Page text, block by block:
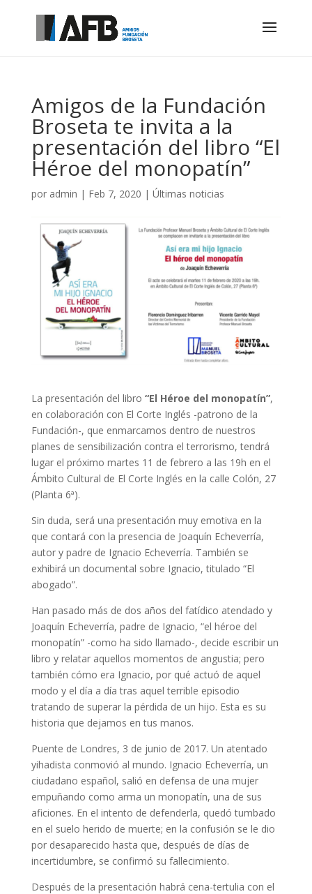
Amigos de la Fundación
Broseta te invita a la
presentación del libro “El
Héroe del monopatín”
por admin | Feb 7, 2020 | Últimas noticias
La presentación del libro “El Héroe del monopatín”,
en colaboración con El Corte Inglés -patrono de la
Fundación-, que enmarcamos dentro de nuestros
planes de sensibilización contra el terrorismo, tendrá
lugar el próximo martes 11 de febrero a las 19h en el
Ámbito Cultural de El Corte Inglés en la calle Colón, 27
(Planta 6ª).
Sin duda, será una presentación muy emotiva en la
que contará con la presencia de Joaquín Echeverría,
autor y padre de Ignacio Echeverría. También se
exhibirá un documental sobre Ignacio, titulado “El
abogado”.
Han pasado más de dos años del fatídico atendado y
Joaquín Echeverría, padre de Ignacio, “el héroe del
monopatín” -como ha sido llamado-, decide escribir un
libro y relatar aquellos momentos de angustia; pero
también cómo era Ignacio, por qué actuó de aquel
modo y el día a día tras aquel terrible episodio
tratando de superar la pérdida de un hijo. Esta es su
historia que dejamos en tus manos.
Puente de Londres, 3 de junio de 2017. Un atentado
yihadista conmovió al mundo. Ignacio Echeverría, un
ciudadano español, salió en defensa de una mujer
empuñando como arma un monopatín, una de sus
aficiones. En el intento de defenderla, quedó tumbado
en el suelo herido de muerte; en la confusión se le dio
por desaparecido hasta que, después de días de
incertidumbre, se confirmó su fallecimiento.
Después de la presentación habrá cena-tertulia con el